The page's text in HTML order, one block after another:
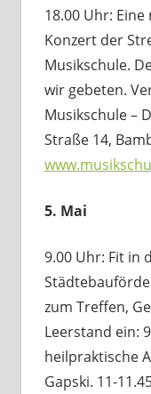
18.00 Uhr:
Konzert der
Musikschule.
wir gebeten.
Musikschule –
Straße 14,
5. Mai
9.00 Uhr: Fit in
zum Treffen,
Leerstand ein:
heilpraktische
Gapski. 11-